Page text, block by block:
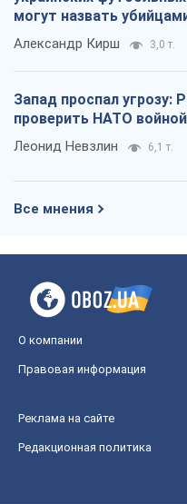
могут назвать
Александр Кирш 3,0 т.
Запад проспал угрозу:
проверить НАТО войной
Леонид Невзлин 6,1 т.
Все мнения
О компании
Правовая информация
Реклама на сайте
Редакционная политика